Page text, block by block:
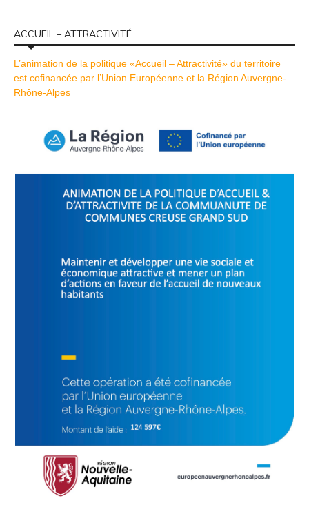
ACCUEIL – ATTRACTIVITÉ
L’animation de la politique «Accueil – Attractivité» du territoire
est cofinancée par l’Union Européenne et la Région Auvergne-
Rhône-Alpes